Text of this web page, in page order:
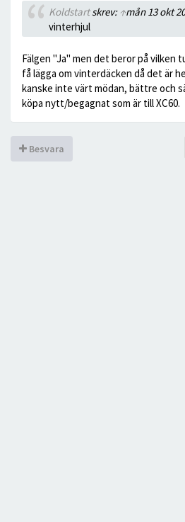
Koldstartskrev: ↑mån 13 okt
vinterhjul
Fälgen "Ja" men det beror på vilken
få lägga om vinterdäcken då det är
kanske inte värt mödan, bättre och
köpa nytt/begagnat som är till XC60.
Besvara